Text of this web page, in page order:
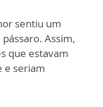
sentiu um
Assim,
que estavam
e seriam